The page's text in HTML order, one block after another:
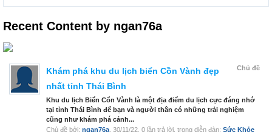
Recent Content by ngan76a
Chủ đề
Khám phá khu du lịch biển Cồn Vành đẹp
nhất tỉnh Thái Bình
Khu du lịch Biển Cổn Vành là một địa điểm du lịch cực đáng nhớ
tại tỉnh Thái Bình để bạn và người thân có những trải nghiệm
cũng như khám phá cảnh...
Chủ đề bởi: ngan76a 30/11/22 , 0 lần trả lời, trong diễn đàn: Sức Khỏe